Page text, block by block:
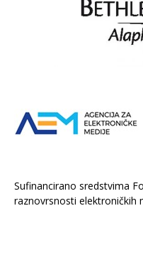
Sufinancirano sredstvima
raznovrsnosti elektroničkih